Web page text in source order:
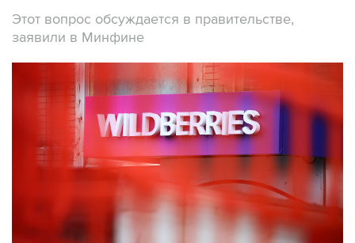
Этот вопрос обсуждается в правительстве,
заявили в Минфине